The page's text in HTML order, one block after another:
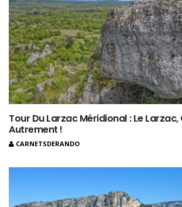
Tour Du Larzac Méridional : Le Larzac,
Autrement !
CARNETSDERANDO